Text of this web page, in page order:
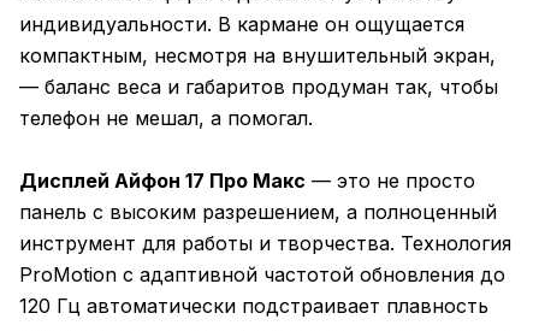
индивидуальности. В кармане он ощущается
компактным, несмотря на внушительный экран,
— баланс веса и габаритов продуман так, чтобы
телефон не мешал, а помогал.
Дисплей Айфон 17 Про Макс — это не просто
панель с высоким разрешением, а полноценный
инструмент для работы и творчества. Технология
ProMotion с адаптивной частотой обновления до
120 Гц автоматически подстраивает плавность